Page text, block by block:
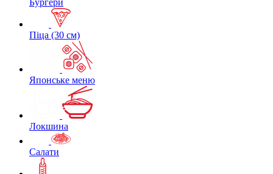
Бургери
Піца (30 см)
Японське меню
Локшина
Салати